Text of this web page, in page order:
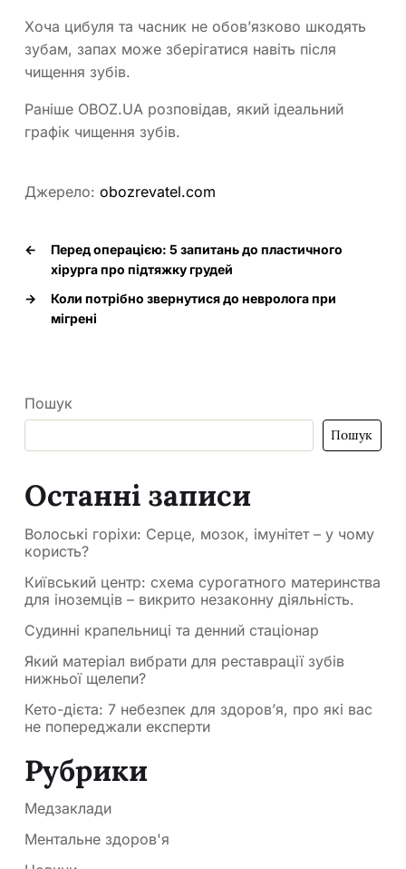
Хоча цибуля та часник не обов’язково шкодять
зубам, запах може зберігатися навіть після
чищення зубів.
Раніше OBOZ.UA розповідав, який ідеальний
графік чищення зубів.
Джерело: obozrevatel.com
←
Перед операцією: 5 запитань до пластичного
хірурга про підтяжку грудей
→
Коли потрібно звернутися до невролога при
мігрені
Пошук
Пошук
Останні записи
Волоські горіхи: Серце, мозок, імунітет – у чому
користь?
Київський центр: схема сурогатного материнства
для іноземців – викрито незаконну діяльність.
Судинні крапельниці та денний стаціонар
Який матеріал вибрати для реставрації зубів
нижньої щелепи?
Кето-дієта: 7 небезпек для здоров’я, про які вас
не попереджали експерти
Рубрики
Медзаклади
Ментальне здоров'я